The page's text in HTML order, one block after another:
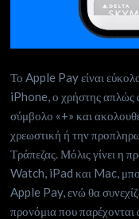
Το Apple Pay είναι
iPhone, ο χρήστης απλώς
σύμβολο «+» και
χρεωστική ή την
Τράπεζας. Μόλις γίνει η
Watch, iPad και Mac,
Apple Pay, ενώ θα
προνόμια που παρέχονται